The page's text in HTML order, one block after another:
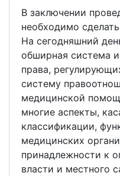
В заключении
необходимо
На сегодняшний
обширная система
права,
систему
медицинской
многие аспекты,
классификации,
медицинских
принадлежности к
власти и местного